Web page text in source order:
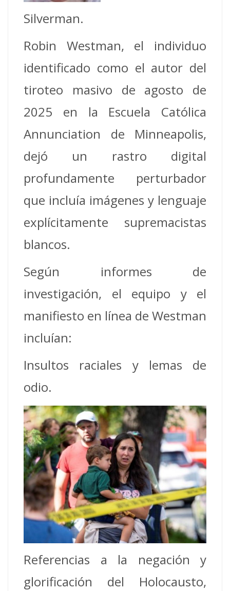
Silverman.
Robin Westman, el individuo
identificado como el autor del
tiroteo masivo de agosto de
2025 en la Escuela Católica
Annunciation de Minneapolis,
dejó un rastro digital
profundamente perturbador
que incluía imágenes y lenguaje
explícitamente supremacistas
blancos.
Según informes de
investigación, el equipo y el
manifiesto en línea de Westman
incluían:
Insultos raciales y lemas de
odio.
Referencias a la negación y
glorificación del Holocausto,